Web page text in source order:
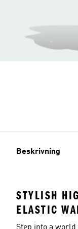
Beskrivning
STYLISH
ELASTIC